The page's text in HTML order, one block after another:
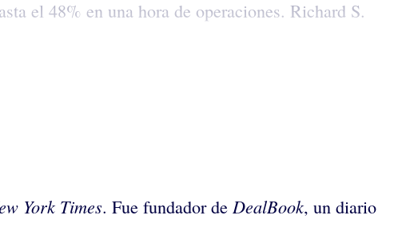
el 48% en una hora de operaciones. Richard S.
York Times. Fue fundador de DealBook, un diario